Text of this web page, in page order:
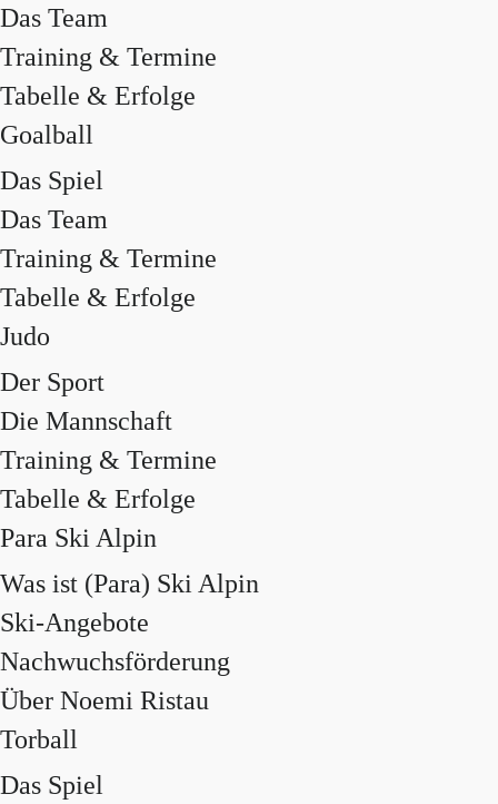
Das Team
Training & Termine
Tabelle & Erfolge
Goalball
Das Spiel
Das Team
Training & Termine
Tabelle & Erfolge
Judo
Der Sport
Die Mannschaft
Training & Termine
Tabelle & Erfolge
Para Ski Alpin
Was ist (Para) Ski Alpin
Ski-Angebote
Nachwuchsförderung
Über Noemi Ristau
Torball
Das Spiel